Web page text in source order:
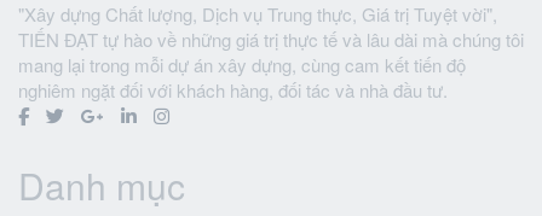
"Xây dựng Chất lượng, Dịch vụ Trung thực, Giá trị Tuyệt vời",
TIẾN ĐẠT tự hào về những giá trị thực tế và lâu dài mà chúng tôi
mang lại trong mỗi dự án xây dựng, cùng cam kết tiến độ
nghiêm ngặt đối với khách hàng, đối tác và nhà đầu tư.
Danh mục